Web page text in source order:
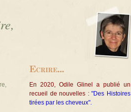
En 2020, Odile Glinel a publié un
recueil de nouvelles :"Des Histoires
tirées par les cheveux".